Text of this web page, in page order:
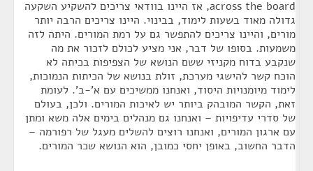
across the board, אז היינו בוודאי צריכים להשקיע השקעה
גדולה מאוד בשעות לימוד, בבינוי. היינו צריכים הרבה יותר
מורים, והיינו צריכים להתפשר גם על רמת המורים. היתה לזה
משמעות. בסופו של דבר, אני מציע לכולם לזכור את מה
שנקבע בדוח מקניזי ששם הנושא של הצפיפות בכיתה לא
הוכח קשר להישגי מערכת, זולת בנושא של הכיתות הנמוכות,
לימוד מיומנויות היסוד, ואנחנו ממשיכים עם א'-ב'. לעומת
זאת, הקשר המובהק ביותר יש לאיכות המורים. ולכן, בעולם
של סדרי עדיפויות – ואנחנו גם מנהלים בימים אלה משא ומתן
עם ארגון המורים, ואנחנו רוצים להשלים מעגל של רפורמה –
הדבר החשוב, באופן יחסי כמובן, הוא הנושא שכר המורים.